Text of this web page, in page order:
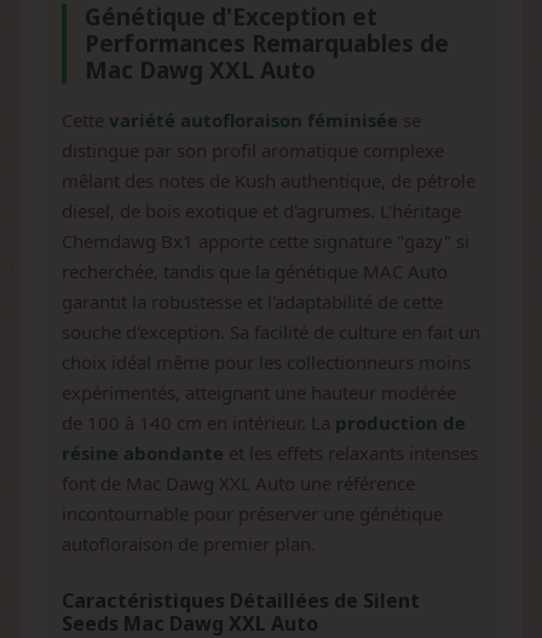
Génétique d'Exception et
Performances Remarquables de
Mac Dawg XXL Auto
Cette variété autofloraison féminisée se
distingue par son profil aromatique complexe
mêlant des notes de Kush authentique, de pétrole
diesel, de bois exotique et d'agrumes. L'héritage
Chemdawg Bx1 apporte cette signature "gazy" si
recherchée, tandis que la génétique MAC Auto
garantit la robustesse et l'adaptabilité de cette
souche d'exception. Sa facilité de culture en fait un
choix idéal même pour les collectionneurs moins
expérimentés, atteignant une hauteur modérée
de 100 à 140 cm en intérieur. La production de
résine abondante et les effets relaxants intenses
font de Mac Dawg XXL Auto une référence
incontournable pour préserver une génétique
autofloraison de premier plan.
Caractéristiques Détaillées de Silent
Seeds Mac Dawg XXL Auto